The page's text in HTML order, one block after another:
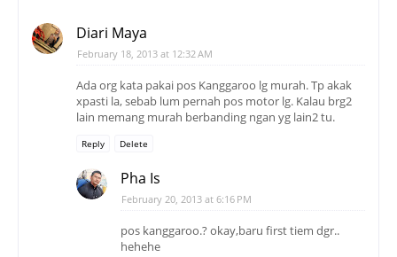
Diari Maya
February 18, 2013 at 12:32 AM
Ada org kata pakai pos Kanggaroo lg murah. Tp akak
xpasti la, sebab lum pernah pos motor lg. Kalau brg2
lain memang murah berbanding ngan yg lain2 tu.
Reply Delete
Pha Is
February 20, 2013 at 6:16 PM
pos kanggaroo.? okay,baru first tiem dgr..
hehehe